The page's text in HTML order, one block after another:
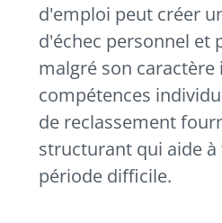
d'emploi peut créer
d'échec personnel et
malgré son
compétences
de reclassement
structurant qui aide
période difficile.